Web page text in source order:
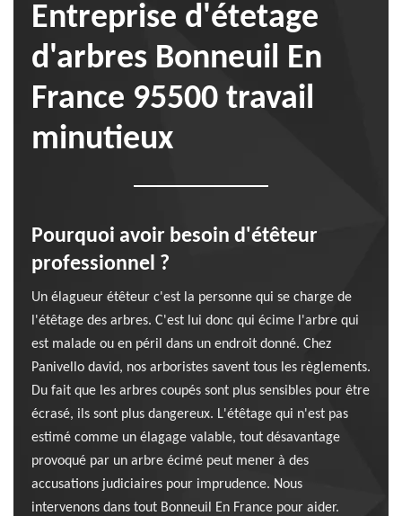
Entreprise d'étetage
d'arbres Bonneuil En
France 95500 travail
minutieux
Pourquoi avoir besoin d'étêteur
professionnel ?
Un élagueur étêteur c'est la personne qui se charge de
l'étêtage des arbres. C'est lui donc qui écime l'arbre qui
est malade ou en péril dans un endroit donné. Chez
Panivello david, nos arboristes savent tous les règlements.
Du fait que les arbres coupés sont plus sensibles pour être
écrasé, ils sont plus dangereux. L'étêtage qui n'est pas
estimé comme un élagage valable, tout désavantage
provoqué par un arbre écimé peut mener à des
accusations judiciaires pour imprudence. Nous
intervenons dans tout Bonneuil En France pour aider.